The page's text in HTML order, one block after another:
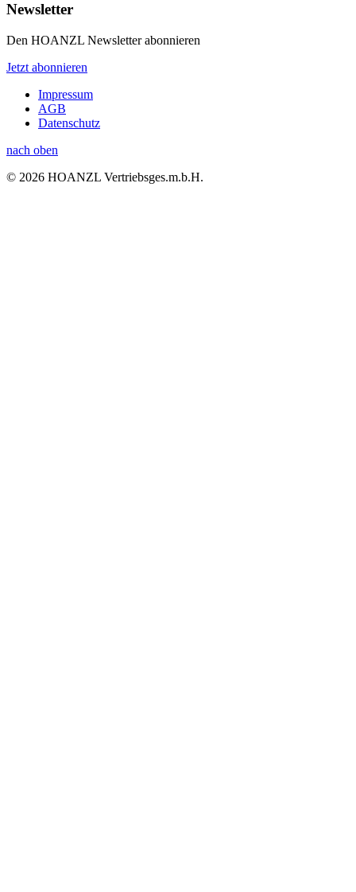
Newsletter
Den HOANZL Newsletter abonnieren
Jetzt abonnieren
Impressum
AGB
Datenschutz
nach oben
© 2026 HOANZL Vertriebsges.m.b.H.